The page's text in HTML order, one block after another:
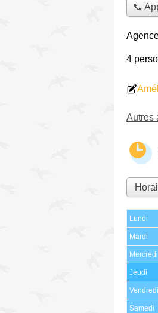
📞
4
Autres
Lundi
Mardi
Mercredi
Jeudi
Vendredi
Samedi